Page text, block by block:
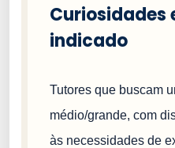
Curiosidades
indicado
Tutores que buscam
médio/grande, com
às necessidades de